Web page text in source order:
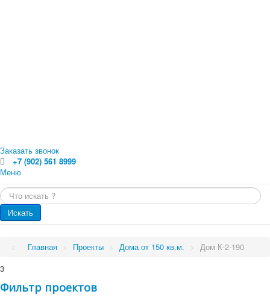
Заказать звонок
+7 (902) 561 8999
Меню
Каталог
Оцилиндрованное бревно
Профилированный брус
Погонажные изделия. Вагонка, планкен, доска пола
Малые архитектурные формы
Бани от 70 кв.м.
Главная
Каталог
Проекты
Цены
Искать...
Искать
Главная > Проекты > Дома от 150 кв.м. >
Дом К-2-190
3
Фильтр проектов